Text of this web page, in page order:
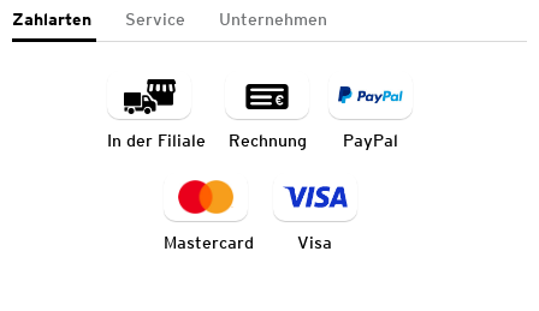
Zahlarten Service Unternehmen
In der Filiale Rechnung PayPal
Mastercard Visa